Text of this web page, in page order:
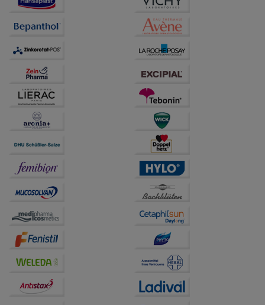
Bitte beachten Sie, dass Daten hierfür teilweise an
übertragen werden.